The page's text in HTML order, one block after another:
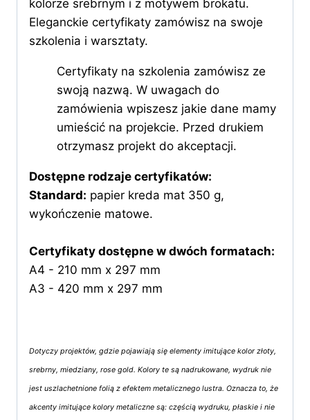
kolorze srebrnym i z motywem brokatu.
Eleganckie certyfikaty zamówisz na swoje
szkolenia i warsztaty.
Certyfikaty na szkolenia zamówisz ze
swoją nazwą. W uwagach do
zamówienia wpiszesz jakie dane mamy
umieścić na projekcie. Przed drukiem
otrzymasz projekt do akceptacji.
Dostępne rodzaje certyfikatów:
Standard: papier kreda mat 350 g,
wykończenie matowe.
Certyfikaty dostępne w dwóch formatach:
A4 - 210 mm x 297 mm
A3 - 420 mm x 297 mm
Dotyczy projektów, gdzie pojawiają się elementy imitujące kolor złoty,
srebrny, miedziany, rose gold. Kolory te są nadrukowane, wydruk nie
jest uszlachetnione folią z efektem metalicznego lustra. Oznacza to, że
akcenty imitujące kolory metaliczne są: częścią wydruku, płaskie i nie